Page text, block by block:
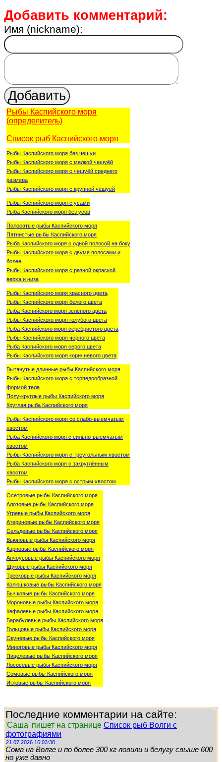
Добавить комментарий:
Имя (nickname):
Рыбы Каспийского моря
(определитель)
Список рыб Каспийского моря
Рыбы Каспийского моря без чешуи
Рыбы Каспийского моря с мелкой чешуёй
Рыбы Каспийского моря с чешуёй среднего
размера
Рыбы Каспийского моря с крупной чешуёй
Рыбы Каспийского моря с усами
Рыба Каспийского моря без усов
Полосатые рыбы Каспийского моря
Пятнистые рыбы Каспийского моря
Рыба Каспийского моря с одной полосой на боку
Рыбы Каспийского моря с двумя полосами и
более
Рыбы Каспийского моря с разной окраской
верха и низа
Рыбы Каспийского моря красного цвета
Рыбы Каспийского моря белого цвета
Рыба Каспийского моря зелёного цвета
Рыбы Каспийского моря голубого цвета
Рыба Каспийского моря серебристого цвета
Рыбы Каспийского моря чёрного цвета
Рыба Каспийского моря серого цвета
Рыбы Каспийского моря коричневого цвета
Вытянутые длинные рыбы Каспийского моря
Рыбы Каспийского моря с торпедообразной
формой тела
Полу-круглые рыбы Каспийского моря
Круглая рыба Каспийского моря
Рыбы Каспийского моря со слабо-выемчатым
хвостом
Рыба Каспийского моря с сильно-выемчатым
хвостом
Рыбы Каспийского моря с треугольным хвостом
Рыба Каспийского моря с закруглённым
хвостом
Рыбы Каспийского моря с острым хвостом
Осетровые рыбы Каспийского моря
Алозовые рыбы Каспийского моря
Угревые рыбы Каспийского моря
Атериновые рыбы Каспийского моря
Сельдевые рыбы Каспийского моря
Вьюновые рыбы Каспийского моря
Карповые рыбы Каспийского моря
Анчоусовые рыбы Каспийского моря
Щуковые рыбы Каспийского моря
Тресковые рыбы Каспийского моря
Колюшковые рыбы Каспийского моря
Бычковые рыбы Каспийского моря
Мороновые рыбы Каспийского моря
Кефалевые рыбы Каспийского моря
Барабулевые рыбы Каспийского моря
Гольцовые рыбы Каспийского моря
Окуневые рыбы Каспийского моря
Миноговые рыбы Каспийского моря
Пицелевые рыбы Каспийского моря
Лососевые рыбы Каспийского моря
Сомовые рыбы Каспийского моря
Игловые рыбы Каспийского моря
Последние комментарии на сайте:
'Саша' пишет на странице Список рыб Волги с
фотографиями
21.07.2026 16:03:38
Сома на Волге и по более 300 кг ловили и белугу свыше 600
но уже давно